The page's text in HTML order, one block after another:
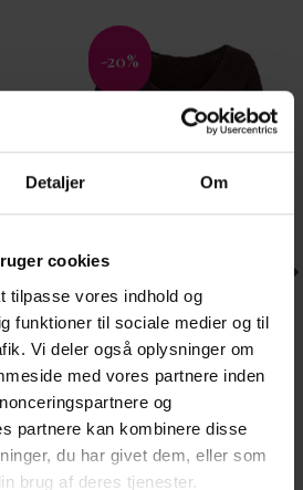
Detaljer Om
cookies
tilpasse vores indhold og
funktioner til sociale medier og til
Vi deler også oplysninger om
med vores partnere inden
og
partnere kan kombinere disse
du har givet dem, eller som
brug af deres tjenester.
til
kr.
kr.
-20%
Tilføj til
ønskeliste
STRIK & CARDIGANS
JDYDINEA L/S
REVERSIBLE
PULLOV. KNT
259,95
207,96
Dette
har